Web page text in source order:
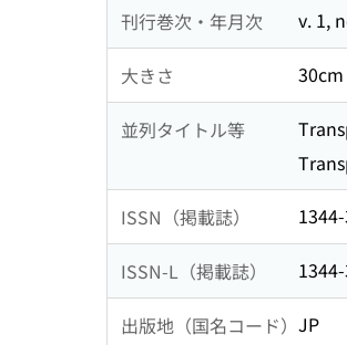
刊行巻次・年月次 v. 1,
大きさ 30cm
並列タイトル等
ISSN（掲載誌）
ISSN-L（掲載誌）
出版地（国名コード） JP